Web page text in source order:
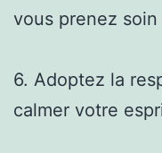
vous prenez
6. Adoptez la
calmer votre